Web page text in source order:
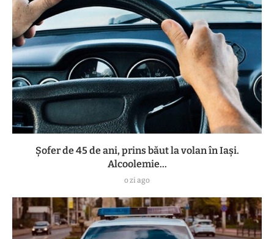
Șofer de 45 de ani, prins băut la volan în Iași.
Alcoolemie...
o zi ago